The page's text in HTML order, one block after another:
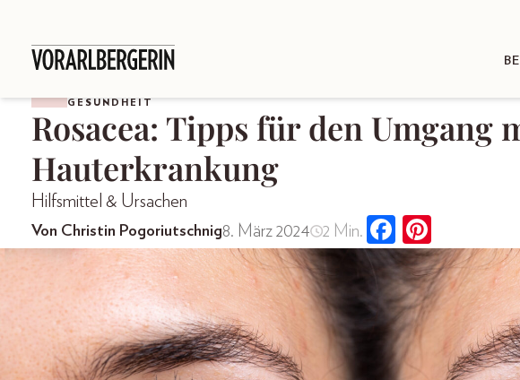
GESUNDHEIT
Rosacea: Tipps für den Umgang
Hauterkrankung
Hilfsmittel & Ursachen
Von Christin Pogoriutschnig8. März 2024 2 Min.